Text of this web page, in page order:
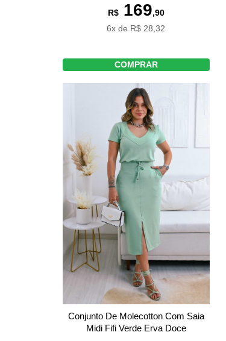
R$169,90
6x de R$ 28,32
COMPRAR
Conjunto De Molecotton Com Saia
Midi Fifi Verde Erva Doce